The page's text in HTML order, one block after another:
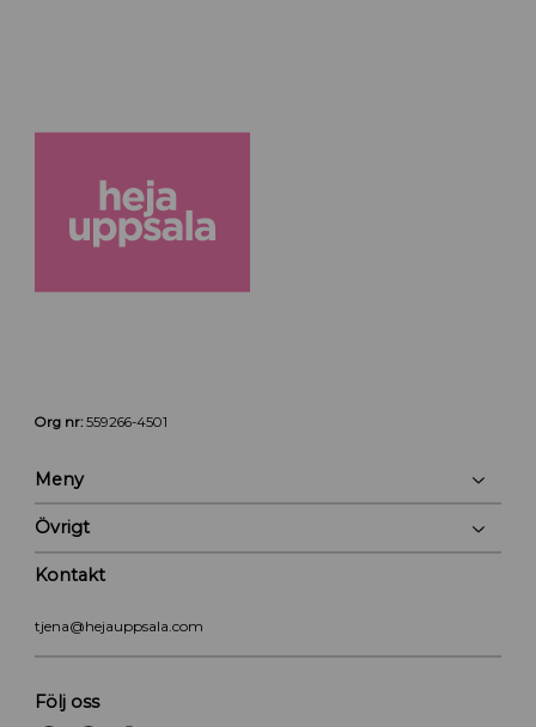
Org nr:559266-4501
Meny
Övrigt
Kontakt
tjena@hejauppsala.com
Följ oss